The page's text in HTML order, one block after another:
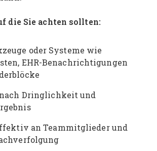
die Sie achten sollten:
oder Systeme wie
EHR-Benachrichtigungen
Dringlichkeit und
an Teammitglieder und